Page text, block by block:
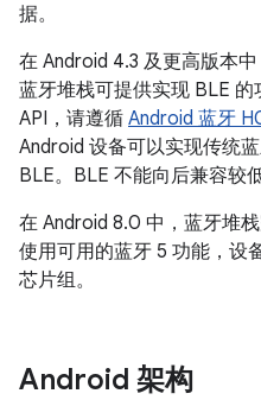
据。
在 Android 4.3 及更高版本
蓝牙堆栈可提供实现 BLE
API，请遵循 Android 蓝牙
Android 设备可以实现传统
BLE。BLE 不能向后兼容较
在 Android 8.0 中，蓝牙堆
使用可用的蓝牙 5 功能，设
芯片组。
Android 架构